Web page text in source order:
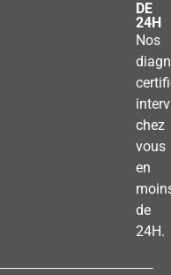
DE
24H
Nos
chez
vous
en
de
24H.